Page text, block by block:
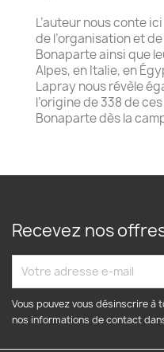
L’auteur nous conte
de l’organisation et
Bonaparte ainsi que
Alpes, en Italie, en
Lapray nous révèle
l’origine de 338 de
Bonaparte dès la
Recevez nos
Vous pouvez vous désinscrire à
nos informations de contact